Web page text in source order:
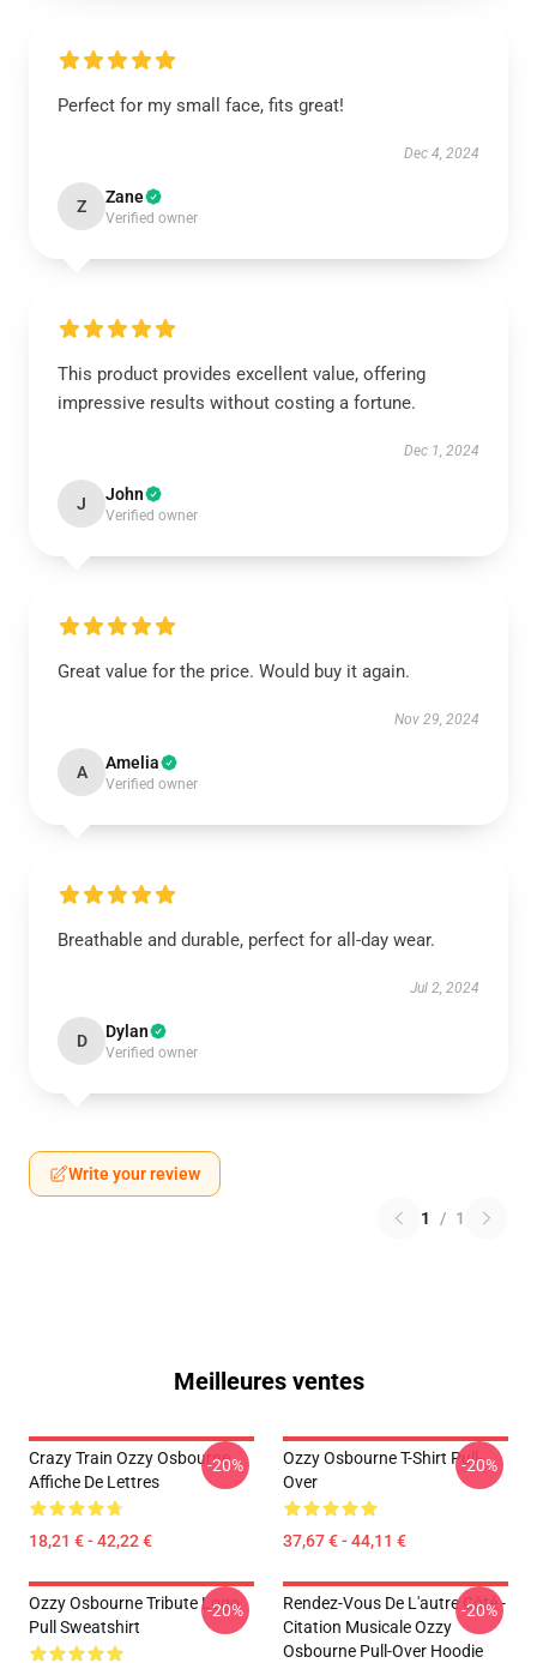
Perfect for my small face, fits great!
Dec 4, 2024
Z Zane
Verified owner
This product provides excellent value, offering
impressive results without costing a fortune.
Dec 1, 2024
J John
Verified owner
Great value for the price. Would buy it again.
Nov 29, 2024
A Amelia
Verified owner
Breathable and durable, perfect for all-day wear.
Jul 2, 2024
D Dylan
Verified owner
Write your review
1 / 1
Meilleures ventes
Crazy Train Ozzy Osbourne
Affiche De Lettres
18,21 € - 42,22 €
-20%
Ozzy Osbourne T-Shirt Pull-
Over
37,67 € - 44,11 €
-20%
Ozzy Osbourne Tribute Logo
Pull Sweatshirt
-20%
Rendez-Vous De L'autre Côté -
Citation Musicale Ozzy
Osbourne Pull-Over Hoodie
-20%